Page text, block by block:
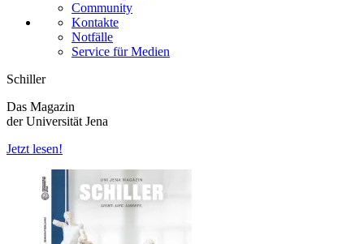
Community
Kontakte
Notfälle
Service für Medien
Schiller
Das Magazin
der Universität Jena
Jetzt lesen!